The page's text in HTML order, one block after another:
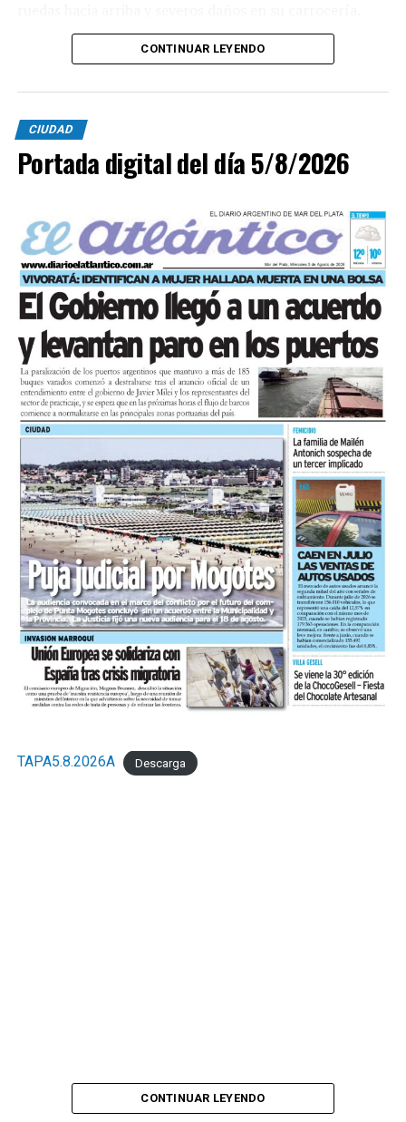
Ante el violento impacto, personal médico, Defensa
importabnte ioperativo en el lugar. Al llegar,
constataron que el conductor, había logrado salir del
vehículo y no presentaba lesiones.
CONTINUAR LEYENDO
CIUDAD
Portada digital del día 5/8/2026
TAPA5.8.2026A Descarga
CONTINUAR LEYENDO